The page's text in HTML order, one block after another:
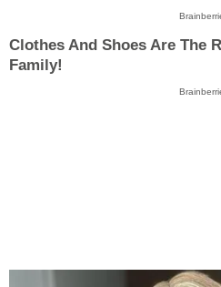
Clothes And Shoes Are The
Family!